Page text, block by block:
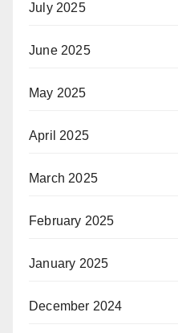
July 2025
June 2025
May 2025
April 2025
March 2025
February 2025
January 2025
December 2024